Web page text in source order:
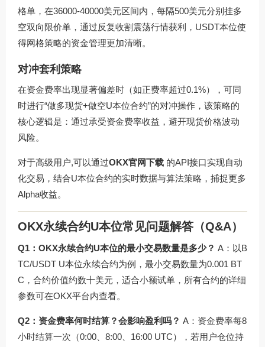
格单，在36000-40000美元区间内，每隔500美元分别挂多
空双向限价单，通过反复收割震荡行情获利，USDT本位使
得网格策略的资金管理更加清晰。
对冲套利策略
在资金费率出现显著偏差时（如正费率超过0.1%），可同
时进行“做多现货+做空U本位合约”的对冲操作，该策略的
核心逻辑是：通过承受资金费率收益，避开现货价格波动
风险。
对于高级用户,可以通过OKX官网下载 的API接口实现自动
化交易，结合U本位合约的实时数据与算法策略，捕捉更多
Alpha收益。
OKX永续合约U本位常见问题解答（Q&A）
Q1：OKX永续合约U本位的最小交易数量是多少？ A：以B
TC/USDT U本位永续合约为例，最小交易数量为0.001 BT
C，合约价值约数十美元，适合小额试单，所有合约的详细
参数可在OKX平台内查看。
Q2：资金费率何时结算？会影响盈利吗？ A：资金费率每8
小时结算一次（0:00、8:00、16:00 UTC），若用户仓位持